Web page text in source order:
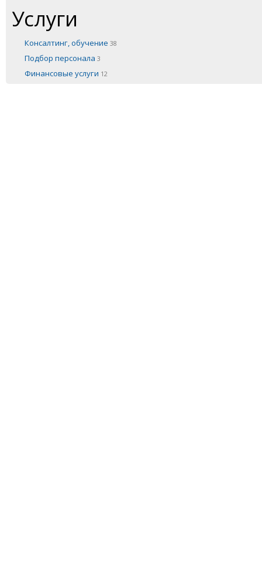
Услуги
Консалтинг, обучение 38
Подбор персонала 3
Финансовые услуги 12